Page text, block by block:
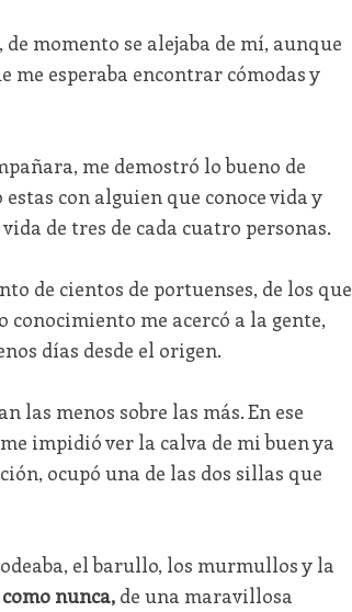
momento se alejaba de mí, aunque
me esperaba encontrar cómodas y
me demostró lo bueno de
con alguien que conoce vida y
de tres de cada cuatro personas.
de cientos de portuenses, de los que
conocimiento me acercó a la gente,
días desde el origen.
las menos sobre las más. En ese
impidió ver la calva de mi buen ya
ocupó una de las dos sillas que
el barullo, los murmullos y la
como nunca,de una maravillosa